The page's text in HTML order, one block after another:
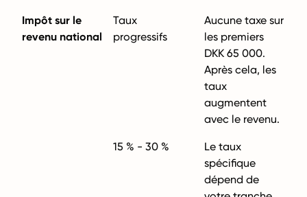
Impôt sur le
revenu national
Taux
progressifs
Aucune taxe sur
les premiers
DKK 65 000.
Après cela, les
taux
augmentent
avec le revenu.
15 % - 30 %
Le taux
spécifique
dépend de